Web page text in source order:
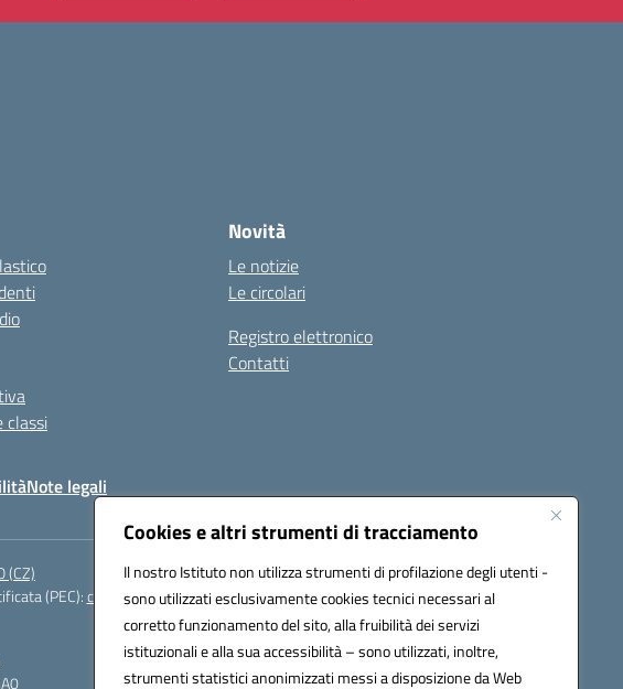
Cookies e altri strumenti di tracciamento
Il nostro Istituto non utilizza strumenti di profilazione degli utenti -
sono utilizzati esclusivamente cookies tecnici necessari al
corretto funzionamento del sito, alla fruibilità dei servizi
istituzionali e alla sua accessibilità – sono utilizzati, inoltre,
strumenti statistici anonimizzati messi a disposizione da Web
classi
Novità
Le notizie
Le circolari
Registro elettronico
Contatti
Note legali
(CZ)
(PEC):czic869004@pec.istruzione.it